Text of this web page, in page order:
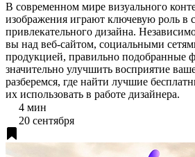
В современном мире визуального
изображения играют ключевую роль в
привлекательного дизайна.
вы над веб-сайтом, социальными
продукцией, правильно подобранные
значительно улучшить восприятие
разберемся, где найти лучшие
их использовать в работе дизайнера.
4 мин
20 сентября